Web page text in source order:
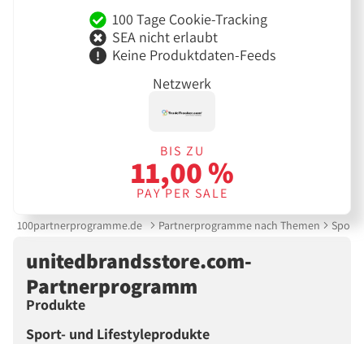
100 Tage Cookie-Tracking
SEA nicht erlaubt
Keine Produktdaten-Feeds
Netzwerk
BIS ZU
11,00 %
PAY PER SALE
100partnerprogramme.de Partnerprogramme nach Themen
unitedbrandsstore.com-
Partnerprogramm
Produkte
Sport- und Lifestyleprodukte